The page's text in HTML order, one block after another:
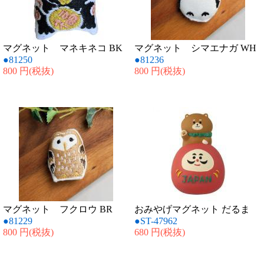
マグネット マネキネコ BK
●81250
800 円(税抜)
マグネット シマエナガ WH
●81236
800 円(税抜)
マグネット フクロウ BR
●81229
800 円(税抜)
おみやげマグネット だるま
●ST-47962
680 円(税抜)